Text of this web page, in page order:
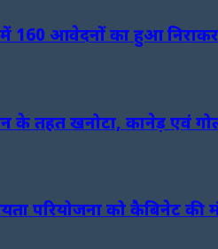
में 160 आवेदनों का हुआ
के तहत खनोटा, कानेड़ एवं
परियोजना को कैबिनेट की